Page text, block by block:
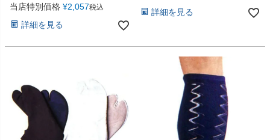
当店特別価格 ¥2,057税込
詳細を見る
詳細を見る